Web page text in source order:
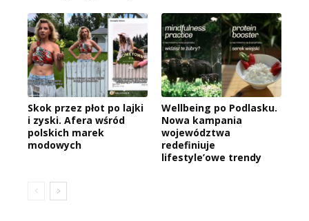
Skok przez płot po lajki
i zyski. Afera wśród
polskich marek
modowych
Wellbeing po Podlasku.
Nowa kampania
województwa
redefiniuje
lifestyle’owe trendy